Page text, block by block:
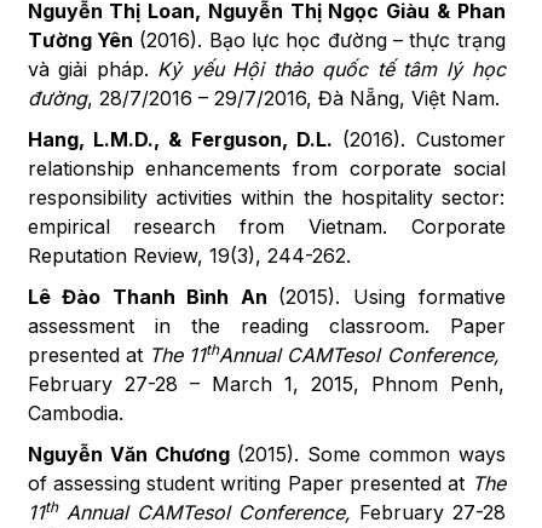
Nguyễn Thị Loan, Nguyễn Thị Ngọc Giàu & Phan
Tường Yên (2016). Bạo lực học đường – thực trạng
và giải pháp. Kỷ yếu Hội thảo quốc tế tâm lý học
đường, 28/7/2016 – 29/7/2016, Đà Nẵng, Việt Nam.
Hang, L.M.D., & Ferguson, D.L. (2016). Customer
relationship enhancements from corporate social
responsibility activities within the hospitality sector:
empirical research from Vietnam. Corporate
Reputation Review, 19(3), 244-262.
Lê Đào Thanh Bình An (2015). Using formative
assessment in the reading classroom. Paper
presented at The 11thAnnual CAMTesol Conference,
February 27-28 – March 1, 2015, Phnom Penh,
Cambodia.
Nguyễn Văn Chương (2015). Some common ways
of assessing student writing Paper presented at The
11thAnnual CAMTesol Conference, February 27-28